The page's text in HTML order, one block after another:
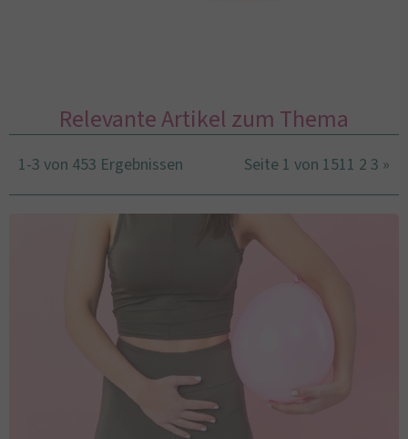
Relevante Artikel zum Thema
1-3 von 453 Ergebnissen Seite 1 von 1511 2 3 »